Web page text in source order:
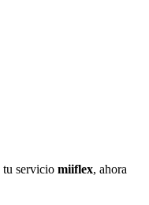
tu servicio miiflex, ahora